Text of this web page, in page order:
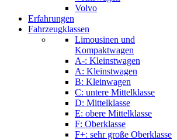
Volvo
Erfahrungen
Fahrzeugklassen
Limousinen und
Kompaktwagen
A-: Kleinstwagen
A: Kleinstwagen
B: Kleinwagen
C: untere Mittelklasse
D: Mittelklasse
E: obere Mittelklasse
F: Oberklasse
F+: sehr große Oberklasse